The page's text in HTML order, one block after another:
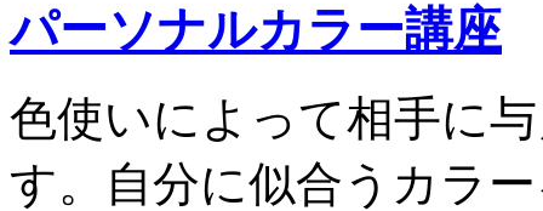
パーソナルカラー講座
色使いによって相手に
す。自分に似合うカラ